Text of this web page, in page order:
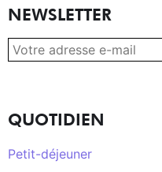
NEWSLETTER
QUOTIDIEN
Petit-déjeuner